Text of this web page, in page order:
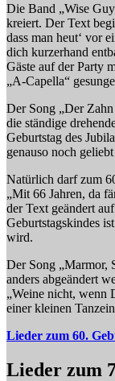
Die Band „Wise
kreiert. Der Text
dass man heut‘ vor
dich kurzerhand
Gäste auf der Party
„A-Capella“
Der Song „Der
die ständige
Geburtstag des
genauso noch
Natürlich darf zum
„Mit 66 Jahren, da
der Text geändert
Geburtstagskindes
wird.
Der Song „Marmor,
anders abgeändert
„Weine nicht, wenn
einer kleinen
Lieder zum 60.
Lieder zum